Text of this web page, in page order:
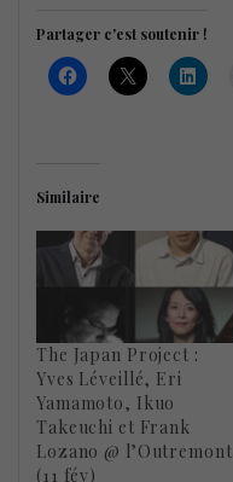
Partager c'est soutenir !
Similaire
The Japan Project :
Yves Léveillé, Eri
Yamamoto, Ikuo
Takeuchi et Frank
Lozano @ l’Outremont
(11 fév)